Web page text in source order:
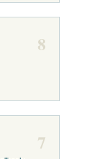
8
7